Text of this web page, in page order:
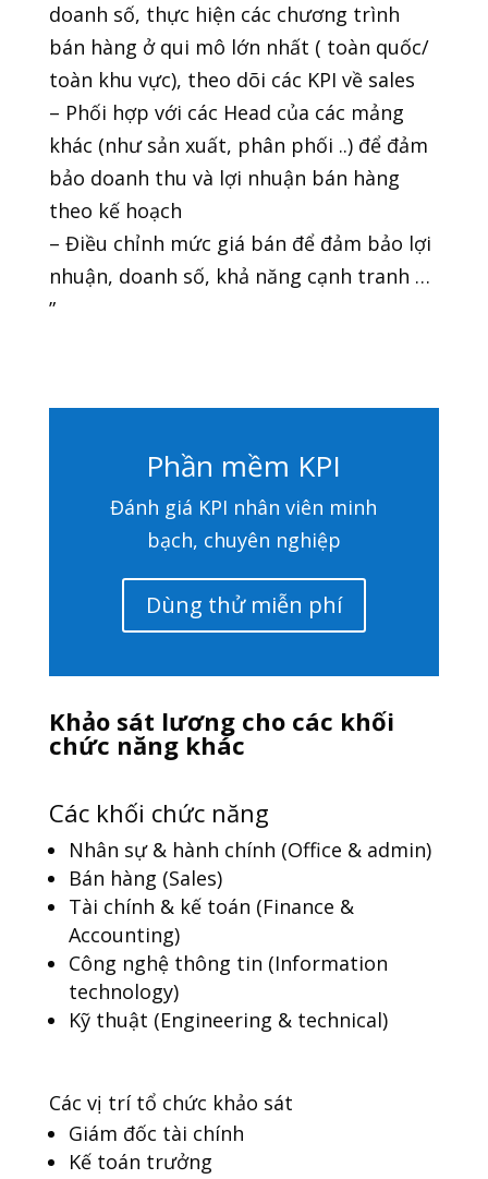
doanh số, thực hiện các chương trình
bán hàng ở qui mô lớn nhất ( toàn quốc/
toàn khu vực), theo dõi các KPI về sales
– Phối hợp với các Head của các mảng
khác (như sản xuất, phân phối ..) để đảm
bảo doanh thu và lợi nhuận bán hàng
theo kế hoạch
– Điều chỉnh mức giá bán để đảm bảo lợi
nhuận, doanh số, khả năng cạnh tranh …
”
Phần mềm KPI
Đánh giá KPI nhân viên minh
bạch, chuyên nghiệp
Dùng thử miễn phí
Khảo sát lương cho các khối
chức năng khác
Các khối chức năng
Nhân sự & hành chính (Office & admin)
Bán hàng (Sales)
Tài chính & kế toán (Finance &
Accounting)
Công nghệ thông tin (Information
technology)
Kỹ thuật (Engineering & technical)
Các vị trí tổ chức khảo sát
Giám đốc tài chính
Kế toán trưởng